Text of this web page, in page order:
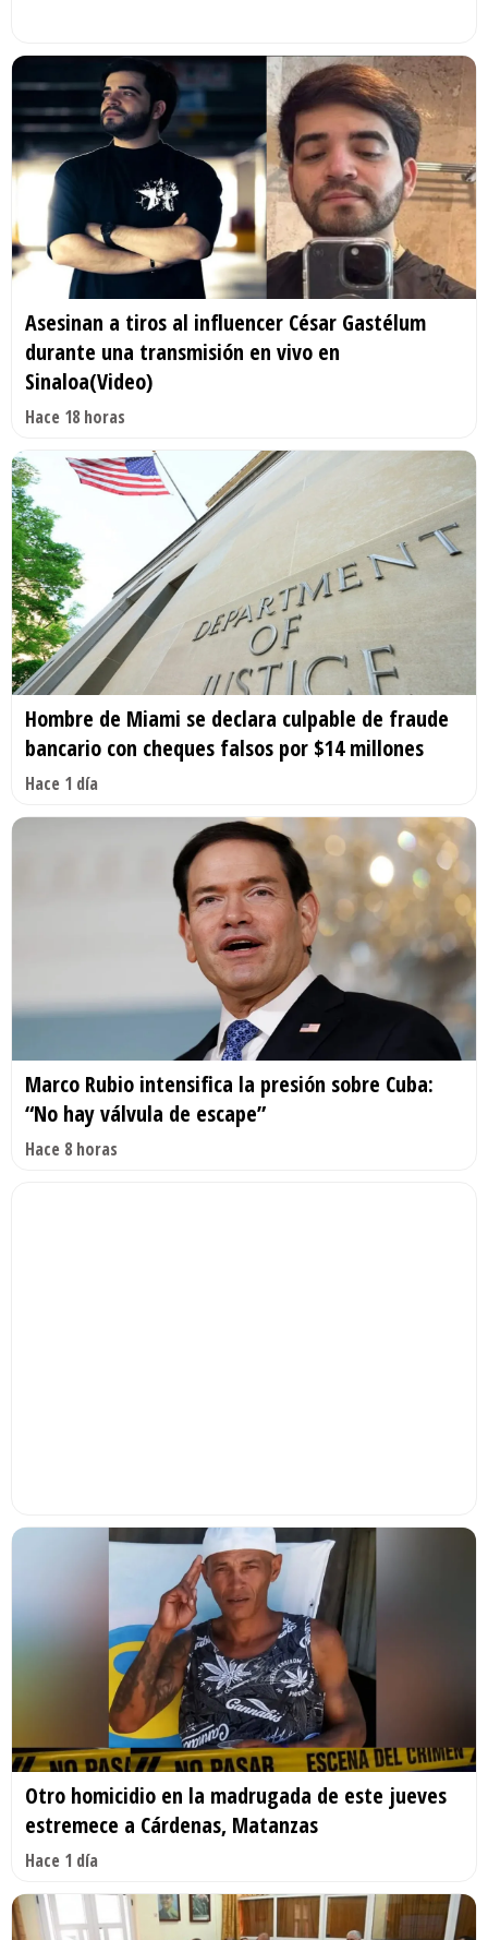
Asesinan a tiros al influencer César Gastélum
durante una transmisión en vivo en
Sinaloa(Video)
Hace 18 horas
Hombre de Miami se declara culpable de fraude
bancario con cheques falsos por $14 millones
Hace 1 día
Marco Rubio intensifica la presión sobre Cuba:
“No hay válvula de escape”
Hace 8 horas
Otro homicidio en la madrugada de este jueves
estremece a Cárdenas, Matanzas
Hace 1 día